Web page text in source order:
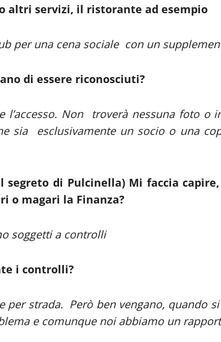
altri servizi, il ristorante ad esempio
per una cena sociale con un
di essere riconosciuti?
l’accesso. Non troverà nessuna foto o
sia esclusivamente un socio o una
segreto di Pulcinella) Mi faccia
o magari la Finanza?
soggetti a controlli
i controlli?
per strada. Però ben vengano, quando
e comunque noi abbiamo un